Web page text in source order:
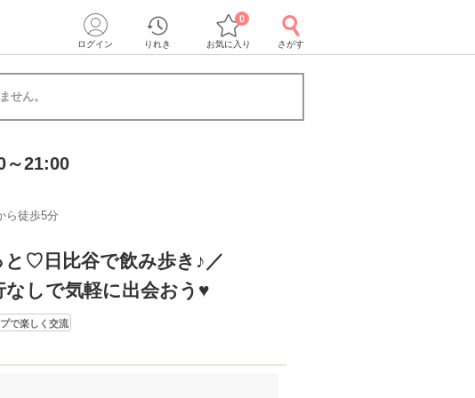
ログイン りれき お気に入り
0
さがす
せん。
～21:00
ら徒歩5分
と♡日比谷で飲み歩き♪／
なしで気軽に出会おう♥
で楽しく交流